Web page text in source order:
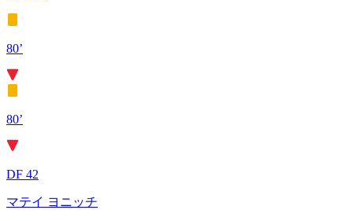
80’
80’
DF 42
マテイ ヨニッチ